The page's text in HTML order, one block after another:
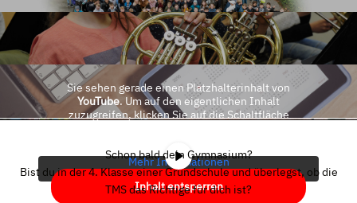
Sie sehen gerade einen Platzhalterinhalt von
YouTube. Um auf den eigentlichen Inhalt
zuzugreifen, klicken Sie auf die Schaltfläche
Mehr Informationen
Inhalt entsperren
Schon bald dein Gymnasium?
Bist du in der 4. Klasse einer Grundschule und überlegst, ob die
TMS das Richtige für dich ist?